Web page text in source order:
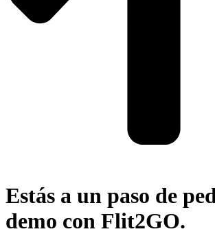
Estás a un paso de
demo con Flit2GO.